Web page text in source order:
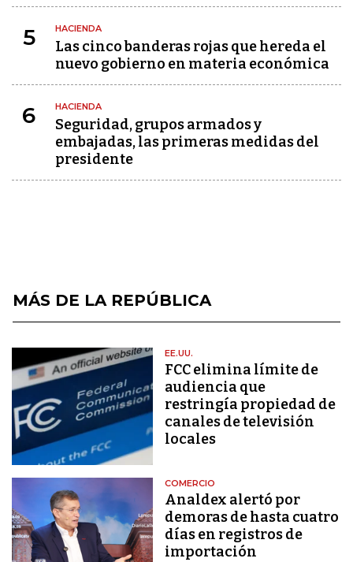
5 HACIENDA
Las cinco banderas rojas que hereda el
nuevo gobierno en materia económica
6 HACIENDA
Seguridad, grupos armados y
embajadas, las primeras medidas del
presidente
MÁS DE LA REPÚBLICA
EE.UU.
FCC elimina límite de
audiencia que
restringía propiedad de
canales de televisión
locales
COMERCIO
Analdex alertó por
demoras de hasta cuatro
días en registros de
importación